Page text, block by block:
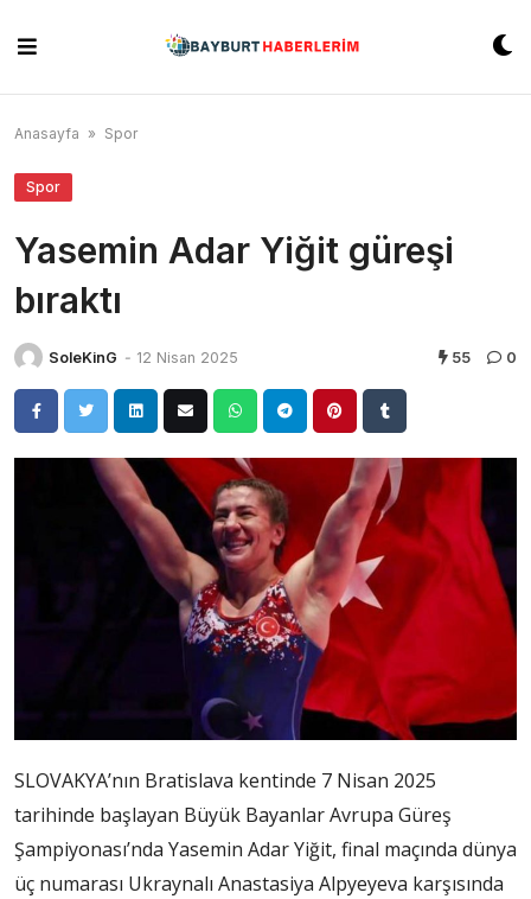
content
Anasayfa » Spor
Spor
Yasemin Adar Yiğit güreşi
bıraktı
SoleKinG - 12 Nisan 2025 55 0
SLOVAKYA’nın Bratislava kentinde 7 Nisan 2025
tarihinde başlayan Büyük Bayanlar Avrupa Güreş
Şampiyonası’nda Yasemin Adar Yiğit, final maçında dünya
üç numarası Ukraynalı Anastasiya Alpyeyeva karşısında